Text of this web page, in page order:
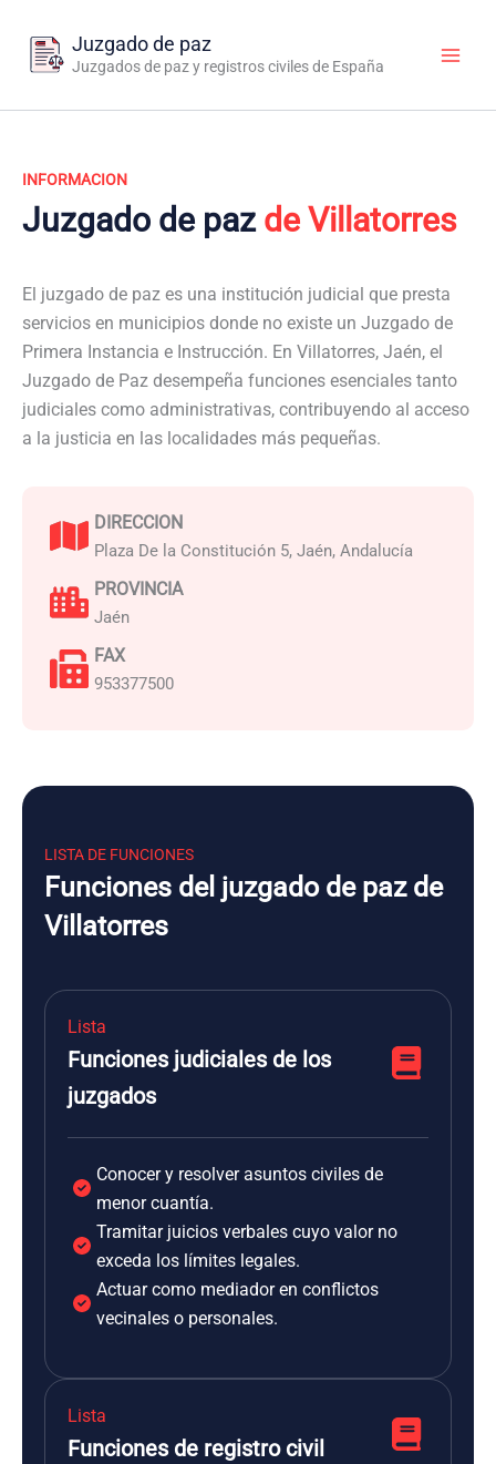
contenido
Juzgado de paz
Juzgados de paz y registros civiles de España
INFORMACION
Juzgado de paz de Villatorres
El juzgado de paz es una institución judicial que presta
servicios en municipios donde no existe un Juzgado de
Primera Instancia e Instrucción. En Villatorres, Jaén, el
Juzgado de Paz desempeña funciones esenciales tanto
judiciales como administrativas, contribuyendo al acceso
a la justicia en las localidades más pequeñas.
DIRECCION
Plaza De la Constitución 5, Jaén, Andalucía
PROVINCIA
Jaén
FAX
953377500
LISTA DE FUNCIONES
Funciones del juzgado de paz de
Villatorres
Lista
Funciones judiciales de los
juzgados
Conocer y resolver asuntos civiles de
menor cuantía.
Tramitar juicios verbales cuyo valor no
exceda los límites legales.
Actuar como mediador en conflictos
vecinales o personales.
Lista
Funciones de registro civil